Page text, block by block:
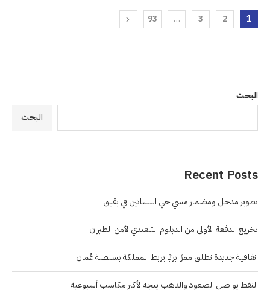
1
2
3
…
93
البحث
البحث
Recent Posts
تطوير مدخل ومضمار مشي حي البساتين في بقيق
تخريج الدفعة الأولى من الدبلوم التنفيذي لأمن الطيران
اتفاقية جديدة تطلق ممرًا بريًا يربط المملكة بسلطنة عُمان
النفط يواصل الصعود والذهب يتجه لأكبر مكاسب أسبوعية